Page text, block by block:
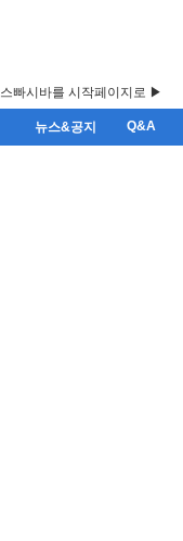
스빠시바를 시작페이지로 ▶
뉴스&공지 Q&A